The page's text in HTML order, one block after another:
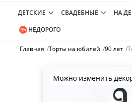
ДЕТСКИЕ СВАДЕБНЫЕ НА
НЕДОРОГО
Главная /Торты на юбилей /90 лет /
Можно изменить
Цвет покрытия,
элементы и фигурки.